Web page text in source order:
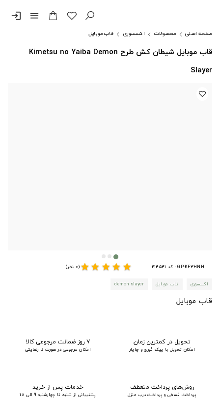
menu
login
صفحه اصلی محصولات اکسسوری قاب موبایل
قاب موبایل شیطان کش طرح Kimetsu no Yaiba Demon
Slayer
GP-KF3HNH - کد 214541 star
star
star
star
star(0 نظر)
اکسسوری قاب موبایل demon slayer
قاب موبایل
تحویل در کمترین زمان
امکان تحویل با پیک فوری و چاپار
۷ روز ضمانت مرجوعی کالا
امکان مرجوعی در صورت نا رضایتی
روش‌های پرداخت منعطف
پرداخت قسطی و پرداخت درب منزل
خدمات پس از خرید
پشتیبانی از شنبه تا چهارشنبه 9 الی 18